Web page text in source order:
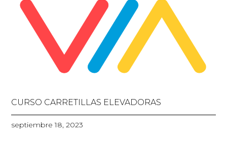
CURSO CARRETILLAS ELEVADORAS
septiembre 18, 2023